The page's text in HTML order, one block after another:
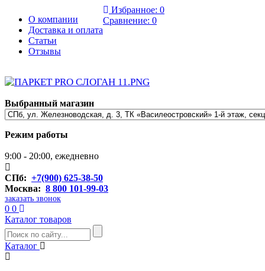
О компании
Доставка и оплата
Статьи
Отзывы
Избранное: 0
Сравнение: 0
Выбранный магазин
Режим работы
9:00 - 20:00, ежедневно
СПб: +7(900) 625-38-50
Москва: 8 800 101-99-03
заказать звонок
0 0
Каталог товаров
Каталог